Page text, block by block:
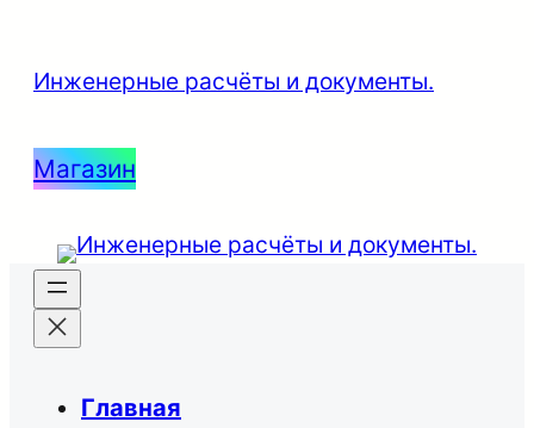
Инженерные расчёты и документы.
Магазин
Главная